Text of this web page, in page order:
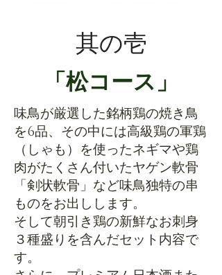
​其の壱
「松コース」
味鳥が厳選した銘柄鶏の焼き鳥
を6品、その中には高級鶏の軍鶏
（しゃも）を使ったネギマや鶏
肉がたくさん付いたヤゲン軟骨
「剣状軟骨」など味鳥独特の串
ものをお出しします。
そして朝引き鶏の新鮮なお刺身
３種盛りを含んだセット内容で
す。